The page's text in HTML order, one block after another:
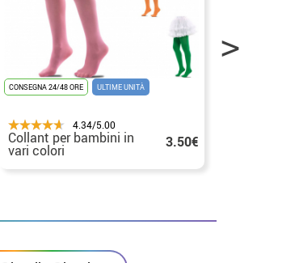
CONSEGNA 24/48 ORE ULTIME UNITÀ
4.34/5.00
Collant per bambini in
vari colori 3.50€